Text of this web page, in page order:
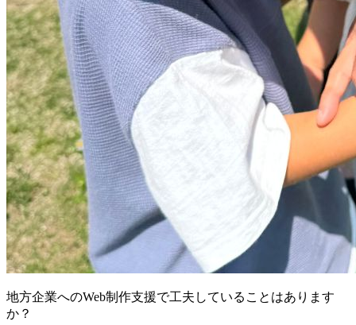
地方企業へのWeb制作支援で工夫していることはあります
か？